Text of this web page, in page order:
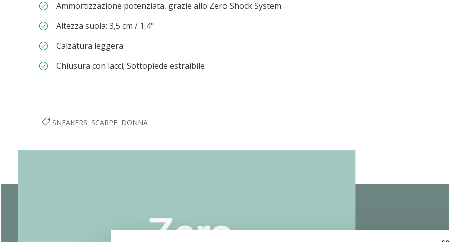
Ammortizzazione potenziata, grazie allo Zero Shock System
Altezza suola: 3,5 cm / 1,4"
Calzatura leggera
Chiusura con lacci; Sottopiede estraibile
SNEAKERS SCARPE DONNA